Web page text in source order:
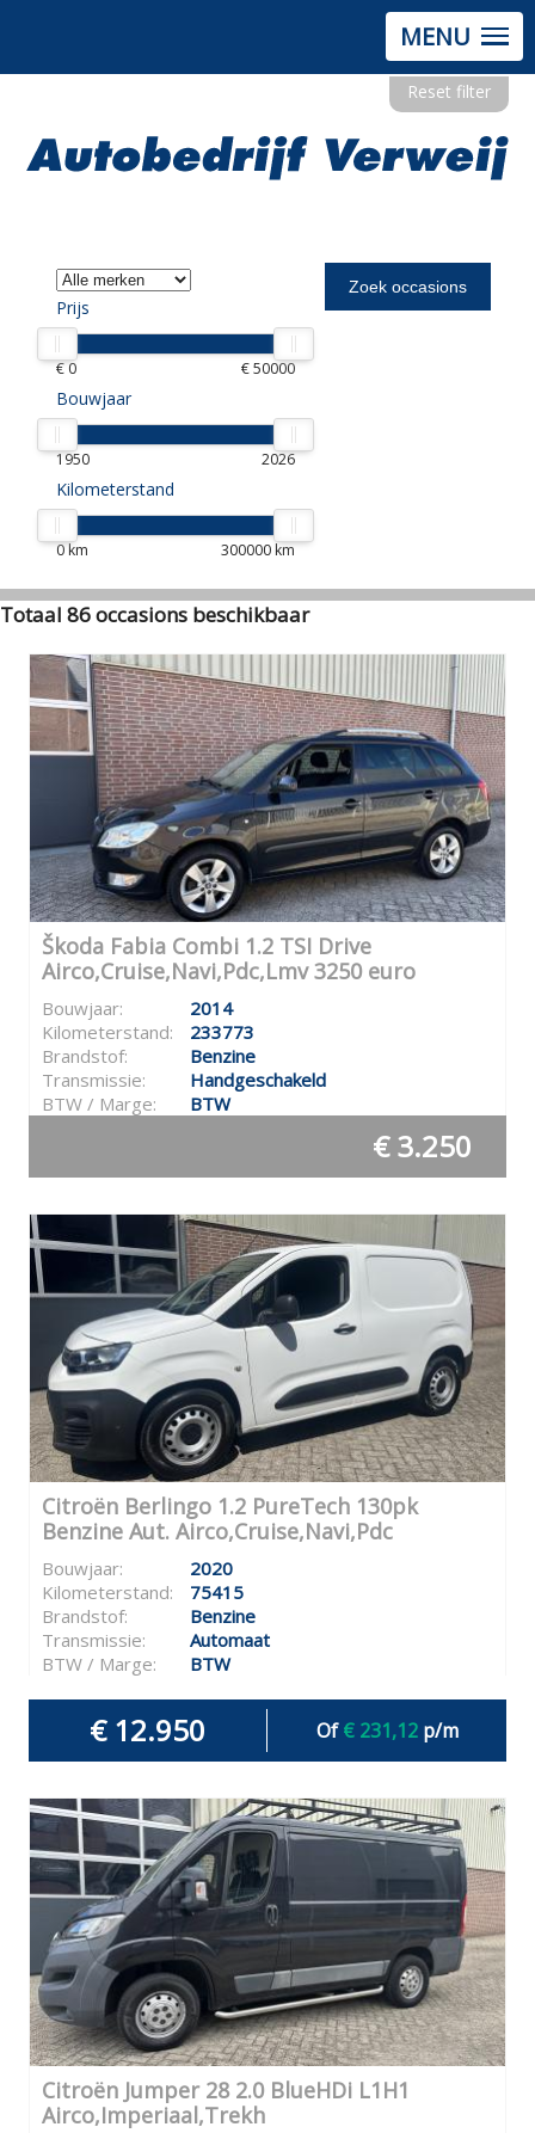
MENU
Prijs
€ 0 € 50000
Bouwjaar
1950 2026
Kilometerstand
0 km 300000 km
Reset filter
Totaal 86 occasions beschikbaar
Škoda Fabia Combi 1.2 TSI Drive
Airco,Cruise,Navi,Pdc,Lmv 3250 euro
Bouwjaar:
2014
Kilometerstand:
233773
Brandstof:
Benzine
Transmissie:
Handgeschakeld
BTW / Marge:
BTW
€ 3.250
Citroën Berlingo 1.2 PureTech 130pk
Benzine Aut. Airco,Cruise,Navi,Pdc
Bouwjaar:
2020
Kilometerstand:
75415
Brandstof:
Benzine
Transmissie:
Automaat
BTW / Marge:
BTW
€ 12.950 Of€ 231,12p/m
Citroën Jumper 28 2.0 BlueHDi L1H1
Airco,Imperiaal,Trekh